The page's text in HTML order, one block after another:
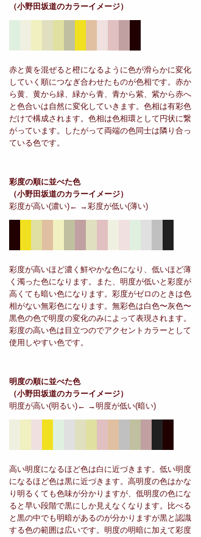
（小野田坂道のカラーイメージ）
赤と黄を混ぜると橙になるように色が滑らかに変化
していく順につなぎ合わせたものが色相です。赤か
ら黄、黄から緑、緑から青、青から紫、紫から赤へ
と色合いは自然に変化していきます。色相は有彩色
だけで構成されます。色相は色相環として円状に繋
がっています。したがって両端の色同士は隣り合っ
ている色です。
彩度の順に並べた色
（小野田坂道のカラーイメージ）
彩度が高い(濃い)← →彩度が低い(薄い)
彩度が高いほど濃く鮮やかな色になり、低いほど薄
く濁った色になります。また、明度が低いと彩度が
高くても暗い色になります。彩度がゼロのときは色
相がない無彩色になります。無彩色は白色〜灰色〜
黒色の色で明度の変化のみによって表現されます。
彩度の高い色は目立つのでアクセントカラーとして
使用しやすい色です。
明度の順に並べた色
（小野田坂道のカラーイメージ）
明度が高い(明るい)← →明度が低い(暗い)
高い明度になるほど色は白に近づきます。低い明度
になるほど色は黒に近づきます。高明度の色はかな
り明るくても色味が分かりますが、低明度の色にな
ると早い段階で黒にしか見えなくなります。比べる
と黒の中でも明暗があるのが分かりますが黒と認識
する色の範囲は広いです。明度の明暗に加えて彩度